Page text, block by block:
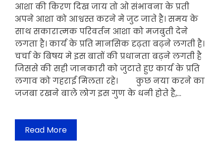
आशा की किरण दिख जाय तो ओ संभावना के प्रती
अपने आशा को आश्वस्त करने मे जुट जाते है। समय के
साथ सकारात्मक परिवर्तन आशा को मजबुती देने
लगता है। कार्य के प्रति मानसिक दृढ़ता बढ़ने लगती है।
चर्चा के बिषय मे इस बातों की प्रधानता बढ़ने लगती है
जिससे की सही जानकारी को जुटाते हुए कार्य के प्रति
लगाव को गहराई मिलता रहे। कुछ नया करने का
जजबा रखने बाले लोग इस गुण के धनी होते है,…
Read More